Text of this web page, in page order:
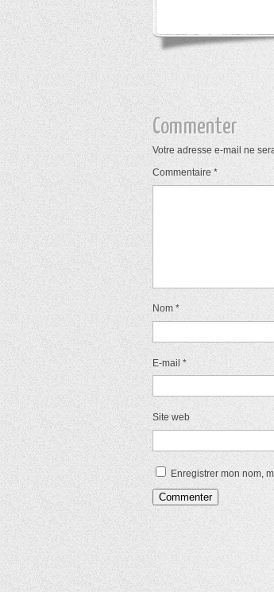
Commenter
Votre adresse e-mail ne
Commentaire *
Nom *
E-mail *
Site web
Enregistrer mon nom,